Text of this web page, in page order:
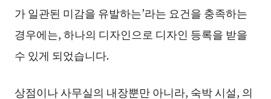
가 일관된 미감을 유발하는’라는 요건을 충족하는
경우에는, 하나의 디자인으로 디자인 등록을 받을
수 있게 되었습니다.
상점이나 사무실의 내장뿐만 아니라, 숙박 시설, 의